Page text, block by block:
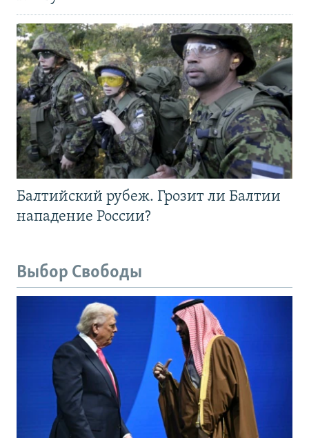
Балтийский рубеж. Грозит ли Балтии
нападение России?
Выбор Свободы